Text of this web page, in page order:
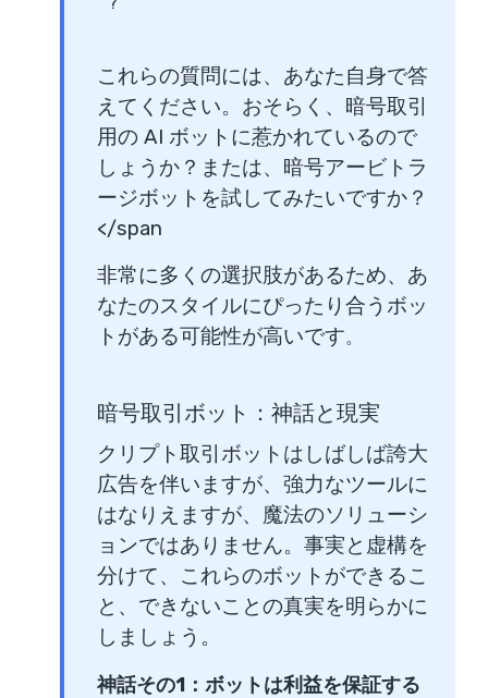
これらの質問には、あなた自身で答
えてください。おそらく、暗号取引
用の AI ボットに惹かれているので
しょうか？または、暗号アービトラ
ージボットを試してみたいですか？
</span
非常に多くの選択肢があるため、あ
なたのスタイルにぴったり合うボッ
トがある可能性が高いです。
暗号取引ボット：神話と現実
クリプト取引ボットはしばしば誇大
広告を伴いますが、強力なツールに
はなりえますが、魔法のソリューシ
ョンではありません。事実と虚構を
分けて、これらのボットができるこ
と、できないことの真実を明らかに
しましょう。
神話その1：ボットは利益を保証する